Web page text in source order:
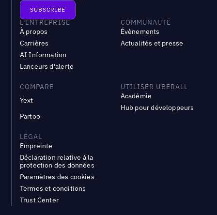
L'ENTREPRISE
À propos
Carrières
AI Information
Lanceurs d'alerte
COMMUNAUTÉ
Évènements
Actualités et presse
COMPARE
Yext
Partoo
UTILISER UBERALL
Académie
Hub pour développeurs
LÉGAL
Empreinte
Déclaration relative à la
protection des données
Paramètres des cookies
Termes et conditions
Trust Center